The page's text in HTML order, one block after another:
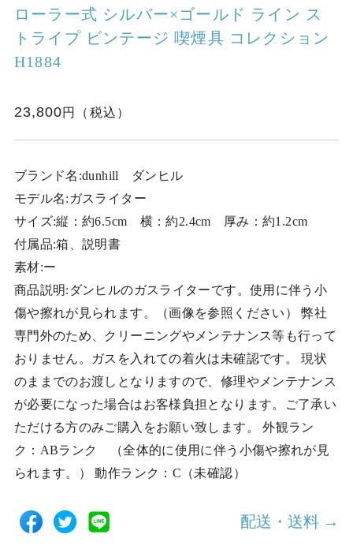
ローラー式 シルバー×ゴールド ライン ス
トライプ ビンテージ 喫煙具 コレクション
H1884
23,800
ブランド名:dunhill ダンヒル
モデル名:ガスライター
サイズ:縦：約6.5cm 横：約2.4cm 厚み：約1.2cm
付属品:箱、説明書
素材:ー
商品説明:ダンヒルのガスライターです。使用に伴う小
傷や擦れが見られます。（画像を参照ください） 弊社
専門外のため、クリーニングやメンテナンス等も行って
おりません。ガスを入れての着火は未確認です。 現状
のままでのお渡しとなりますので、修理やメンテナンス
が必要になった場合はお客様負担となります。ご了承い
ただける方のみご購入をお願い致します。 外観ラン
ク：ABランク （全体的に使用に伴う小傷や擦れが見
られます。） 動作ランク：C（未確認）
配送・送料 →